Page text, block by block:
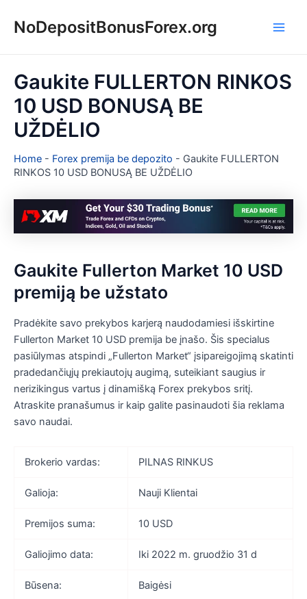
prieNoDepositBonusForex.org
Gaukite FULLERTON RINKOS
10 USD BONUSĄ BE
UŽDĖLIO
Home - Forex premija be depozito - Gaukite FULLERTON
RINKOS 10 USD BONUSĄ BE UŽDĖLIO
Gaukite Fullerton Market 10 USD
premiją be užstato
Pradėkite savo prekybos karjerą naudodamiesi išskirtine
Fullerton Market 10 USD premija be įnašo. Šis specialus
pasiūlymas atspindi „Fullerton Market“ įsipareigojimą skatinti
pradedančiųjų prekiautojų augimą, suteikiant saugius ir
nerizikingus vartus į dinamišką Forex prekybos sritį.
Atraskite pranašumus ir kaip galite pasinaudoti šia reklama
savo naudai.
Brokerio vardas: PILNAS RINKUS
Galioja: Nauji Klientai
Premijos suma: 10 USD
Galiojimo data: Iki 2022 m. gruodžio 31 d
Būsena: Baigėsi